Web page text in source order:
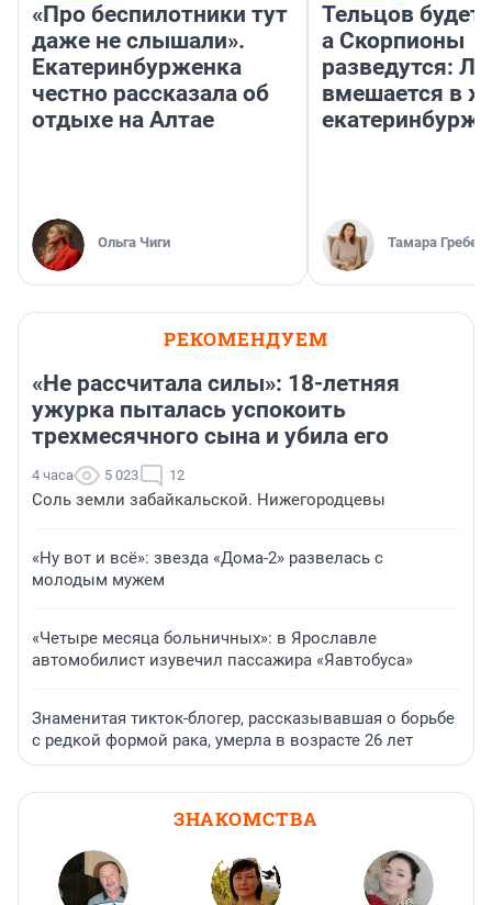
«Про беспилотники тут
даже не слышали».
Екатеринбурженка
честно рассказала об
отдыхе на Алтае
Ольга Чиги
Тельцов будет
а Скорпионы
разведутся:
вмешается в
Тамара
РЕКОМЕНДУЕМ
«Не рассчитала силы»: 18-летняя
ужурка пыталась успокоить
трехмесячного сына и убила его
4 часа 5 023 12
Соль земли забайкальской. Нижегородцевы
«Ну вот и всё»: звезда «Дома-2» развелась с
молодым мужем
«Четыре месяца больничных»: в Ярославле
автомобилист изувечил пассажира «Яавтобуса»
Знаменитая тикток-блогер, рассказывавшая о борьбе
с редкой формой рака, умерла в возрасте 26 лет
ЗНАКОМСТВА